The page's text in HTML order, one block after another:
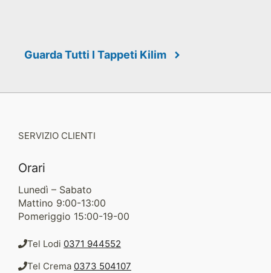
Guarda Tutti I Tappeti Kilim
SERVIZIO CLIENTI
Orari
Lunedì – Sabato
Mattino 9:00-13:00
Pomeriggio 15:00-19-00
Tel Lodi 0371 944552
Tel Crema 0373 504107